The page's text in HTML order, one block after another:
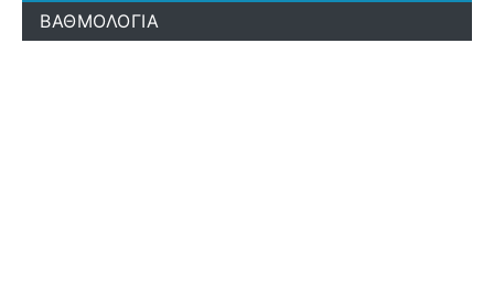
ΒΑΘΜΟΛΟΓΙΑ